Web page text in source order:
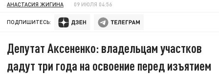
АНАСТАСИЯ ЖИГИНА 09 ИЮЛЯ 04:56
ПОДПИШИТЕСЬ:
Депутат Аксененко: владельцам участков
дадут три года на освоение перед изъятием